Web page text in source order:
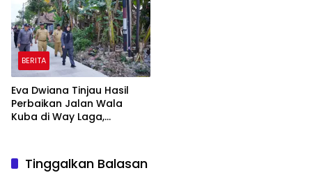
BERITA
Eva Dwiana Tinjau Hasil
Perbaikan Jalan Wala
Kuba di Way Laga,
Tinggalkan Balasan